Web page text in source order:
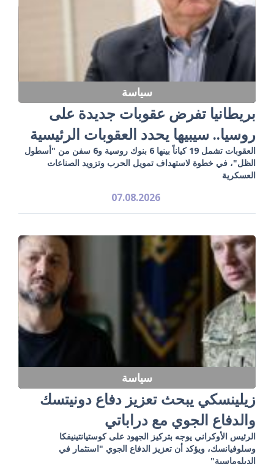
سياسة
بريطانيا تفرض عقوبات جديدة على
روسيا.. سيبيها يحدد العقوبات الرئيسية
العقوبات تشمل 19 كياناً بينها 6 بنوك روسية و6 سفن من "أسطول
الظل"، في خطوة لاستهداف تمويل الحرب وتزويد الصناعات
العسكرية
07.08.2026
سياسة
زيلينسكي يبحث تعزيز دفاع دونيتسك
والدفاع الجوي مع دراباتي
الرئيس الأوكراني يوجه بتركيز الجهود على كوستيانتينيفكا
وسلوفيانسك، ويؤكد أن تعزيز الدفاع الجوي "استثمار في
الدبلوماسية"